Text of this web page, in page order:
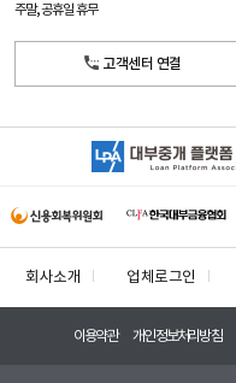
주말, 공휴일 휴무
고객센터 연결
회사소개 업체로그인
이용약관 개인정보처리방침